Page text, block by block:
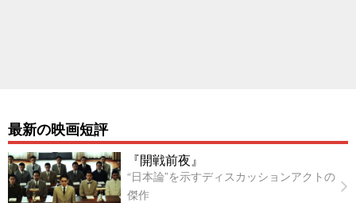
最新の映画短評
『開戦前夜』
“日本論”を示すディスカッションアクトの
傑作